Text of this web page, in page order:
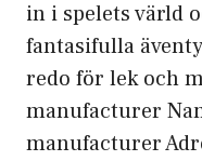
in i spelets värld
fantasifulla
redo för lek och
manufacturer
manufacturer